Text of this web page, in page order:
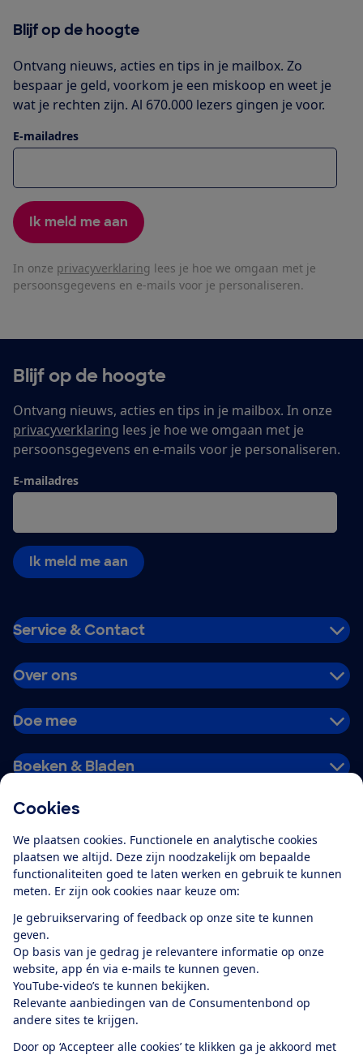
Cookies
We plaatsen cookies. Functionele en analytische cookies
plaatsen we altijd. Deze zijn noodzakelijk om bepaalde
functionaliteiten goed te laten werken en gebruik te kunnen
meten. Er zijn ook cookies naar keuze om:
Je gebruikservaring of feedback op onze site te kunnen
geven.
Op basis van je gedrag je relevantere informatie op onze
website, app én via e-mails te kunnen geven.
YouTube-video’s te kunnen bekijken.
Relevante aanbiedingen van de Consumentenbond op
andere sites te krijgen.
Door op ‘Accepteer alle cookies’ te klikken ga je akkoord met
Blijf op de hoogte
Ontvang nieuws, acties en tips in je mailbox. Zo
bespaar je geld, voorkom je een miskoop en weet je
wat je rechten zijn. Al 670.000 lezers gingen je voor.
E-mailadres
Ik meld me aan
In onze privacyverklaring lees je hoe we omgaan met je
persoonsgegevens en e-mails voor je personaliseren.
Blijf op de hoogte
Ontvang nieuws, acties en tips in je mailbox. In onze
privacyverklaring lees je hoe we omgaan met je
persoonsgegevens en e-mails voor je personaliseren.
E-mailadres
Ik meld me aan
Service & Contact
Over ons
Doe mee
Boeken & Bladen
Alles over de
app
Algemene Voorwaarden
Privacyverklaring
Cookiebeleid
Privacyvoorkeuren
Toegankelijkheid
RSS-feed nieuws
Facebook
TwitterInstagram
YoutubeLinkedIn